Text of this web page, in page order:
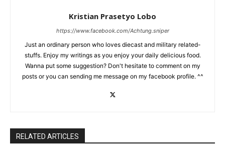
Kristian Prasetyo Lobo
https://www.facebook.com/Achtung.sniper
Just an ordinary person who loves diecast and military related-
stuffs. Enjoy my writings as you enjoy your daily delicious food.
Wanna put some suggestion? Don't hesitate to comment on my
posts or you can sending me message on my facebook profile. ^^
RELATED ARTICLES